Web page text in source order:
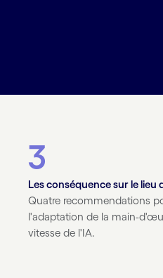
3
Les conséquence sur le lieu
Quatre recommendations
l'adaptation de la main-
vitesse de l'IA.